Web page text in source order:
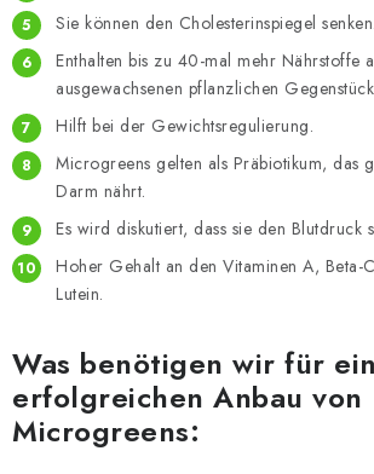
Sie können den Cholesterinspiegel senken.
Enthalten bis zu 40-mal mehr Nährstoffe
ausgewachsenen pflanzlichen
Hilft bei der Gewichtsregulierung.
Microgreens gelten als Präbiotikum, das
Darm nährt.
Es wird diskutiert, dass sie den Blutdruck
Hoher Gehalt an den Vitaminen A, Beta-
Lutein.
Was benötigen wir für
erfolgreichen Anbau von
Microgreens: